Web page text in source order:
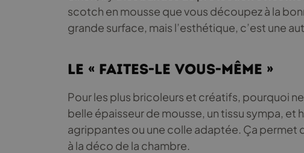
scotch en mousse que vous découpez à la
grande surface, mais l’esthétique, c’est une
Le « Faites-le vous-même »
Pour les plus bricoleurs et créatifs, pourquoi
belle épaisseur de mousse, un tissu sympa,
agrippantes ou une colle adaptée. Ça permet
à la déco de la chambre.